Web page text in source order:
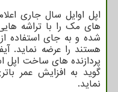
اپل اوایل سال جاری
های مک را با تراشه
هستند را عرضه نماید.
پردازنده های ساخت اپل
گوید به افزایش عمر
نماید.